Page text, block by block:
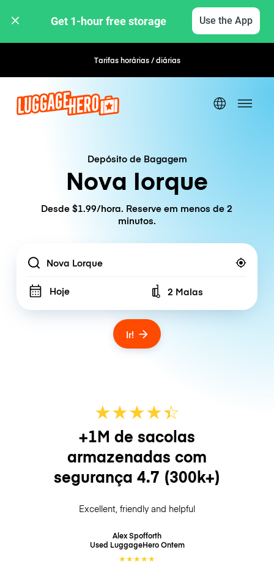
Get 1-hour free storage Use the App
Tarifas horárias / diárias Reserva flexível
Depósito de Bagagem
Nova Iorque
Desde $1.99/hora. Reserve em menos de 2
minutos.
Location
Hoje Number of bags
2 Malas
Ir!
★★★★☆
★
+1M de sacolas
armazenadas com
segurança 4.7 (300k+)
Excellent, friendly and helpful
Alex Spofforth
Used LuggageHeroOntem
★★★★★